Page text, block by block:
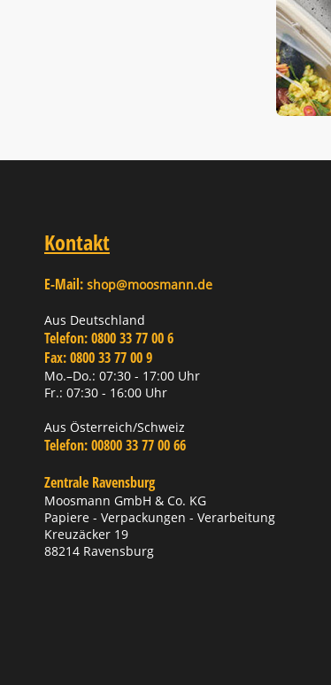
Kontakt
E-Mail: shop@moosmann.de
Aus Deutschland
Telefon:0800 33 77 00 6
Fax:0800 33 77 00 9
Mo.–Do.: 07:30 - 17:00 Uhr
Fr.: 07:30 - 16:00 Uhr
Aus Österreich/Schweiz
Telefon:00800 33 77 00 66
Zentrale Ravensburg
Moosmann GmbH & Co. KG
Papiere - Verpackungen - Verarbeitung
Kreuzäcker 19
88214 Ravensburg